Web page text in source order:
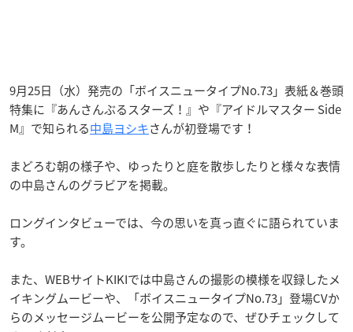
9月25日（水）発売の「ボイスニュータイプNo.73」表紙＆巻頭
特集に『あんさんぶるスターズ！』や『アイドルマスター Side
M』で知られる中島ヨシキさんが初登場です！
まどろむ朝の様子や、ゆったりと庭を散歩したりと様々な表情
の中島さんのグラビアを掲載。
ロングインタビューでは、今の思いを真っ直ぐに語られていま
す。
また、WEBサイトKIKIでは中島さんの撮影の模様を収録したメ
イキングムービーや、「ボイスニュータイプNo.73」登場CVか
らのメッセージムービーを公開予定なので、ぜひチェックして